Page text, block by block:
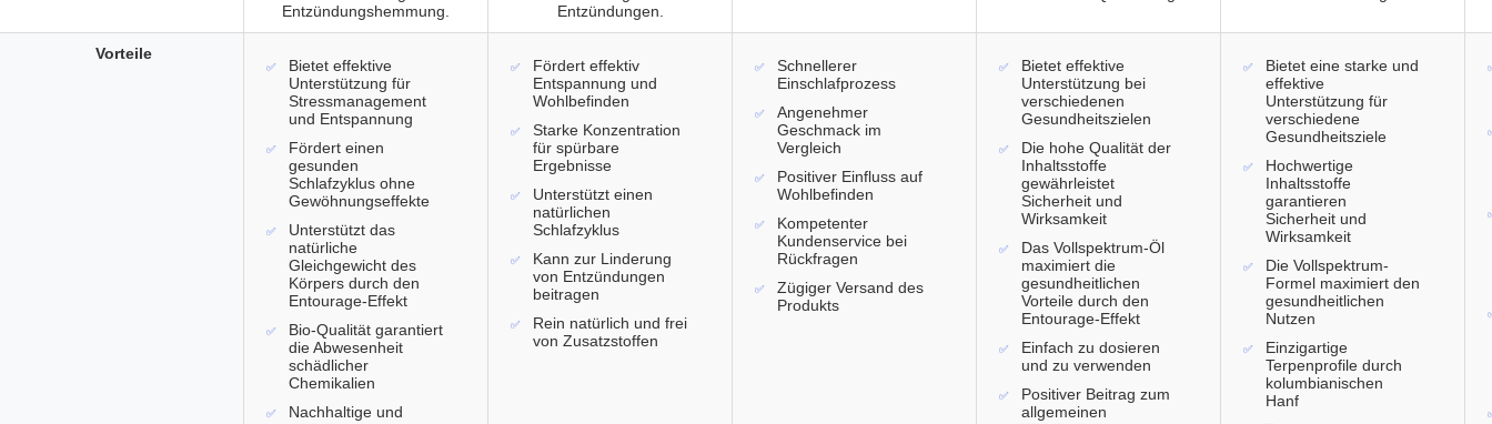
Entzündungshemmung.
Entzündungen.
Bietet effektive
Unterstützung für
Stressmanagement
und Entspannung
Fördert einen
gesunden
Schlafzyklus ohne
Gewöhnungseffekte
Unterstützt das
natürliche
Gleichgewicht des
Körpers durch den
Entourage-Effekt
Bio-Qualität garantiert
die Abwesenheit
schädlicher
Chemikalien
Nachhaltige und
Fördert effektiv
Entspannung und
Wohlbefinden
Starke Konzentration
für spürbare
Ergebnisse
Unterstützt einen
natürlichen
Schlafzyklus
Kann zur Linderung
von Entzündungen
beitragen
Rein natürlich und frei
von Zusatzstoffen
Schnellerer
Einschlafprozess
Angenehmer
Geschmack im
Vergleich
Positiver Einfluss auf
Wohlbefinden
Kompetenter
Kundenservice bei
Rückfragen
Zügiger Versand des
Produkts
Bietet effektive
Unterstützung bei
verschiedenen
Gesundheitszielen
Die hohe Qualität der
Inhaltsstoffe
gewährleistet
Sicherheit und
Wirksamkeit
Das Vollspektrum-Öl
maximiert die
gesundheitlichen
Vorteile durch den
Entourage-Effekt
Einfach zu dosieren
und zu verwenden
Positiver Beitrag zum
allgemeinen
Bietet eine starke und
effektive
Unterstützung für
verschiedene
Gesundheitsziele
Hochwertige
Inhaltsstoffe
garantieren
Sicherheit und
Wirksamkeit
Die Vollspektrum-
Formel maximiert den
gesundheitlichen
Nutzen
Einzigartige
Terpenprofile durch
kolumbianischen
Hanf
Vorteile